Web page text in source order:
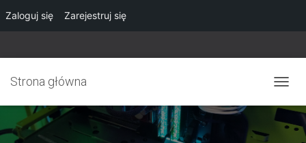
Zaloguj się Zarejestruj się
Strona główna